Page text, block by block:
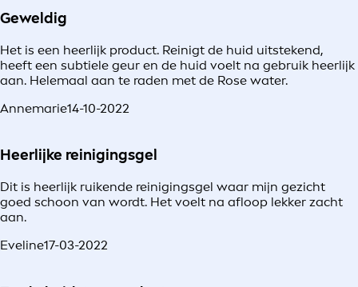
Geweldig
Het is een heerlijk product. Reinigt de huid uitstekend,
heeft een subtiele geur en de huid voelt na gebruik heerlijk
aan. Helemaal aan te raden met de Rose water.
Annemarie14-10-2022
Heerlijke reinigingsgel
Dit is heerlijk ruikende reinigingsgel waar mijn gezicht
goed schoon van wordt. Het voelt na afloop lekker zacht
aan.
Eveline17-03-2022